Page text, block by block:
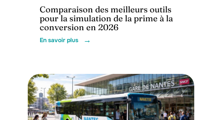
Comparaison des meilleurs outils
pour la simulation de la prime à la
conversion en 2026
En savoir plus